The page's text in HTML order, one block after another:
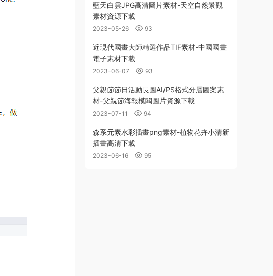
藍天白雲JPG高清圖片素材-天空自然景觀
素材資源下載
2023-05-26 93
近現代國畫大師精選作品TIF素材-中國國畫
電子素材下載
2023-06-07 93
父親節節日活動長圖AI/PS格式分層圖案素
材-父親節海報模闆圖片資源下載
2023-07-11 94
森系元素水彩插畫png素材-植物花卉小清新
插畫高清下載
2023-06-16 95